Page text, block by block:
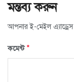
মন্তব্য করুন
আপনার ই-মেইল এ্যাড্রেস
কমেন্ট*